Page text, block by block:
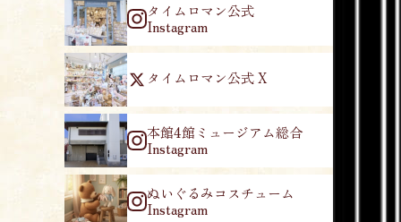
タイムロマン公式
Instagram
タイムロマン公式 X
本館4館ミュージアム総合
Instagram
ぬいぐるみコスチューム
Instagram